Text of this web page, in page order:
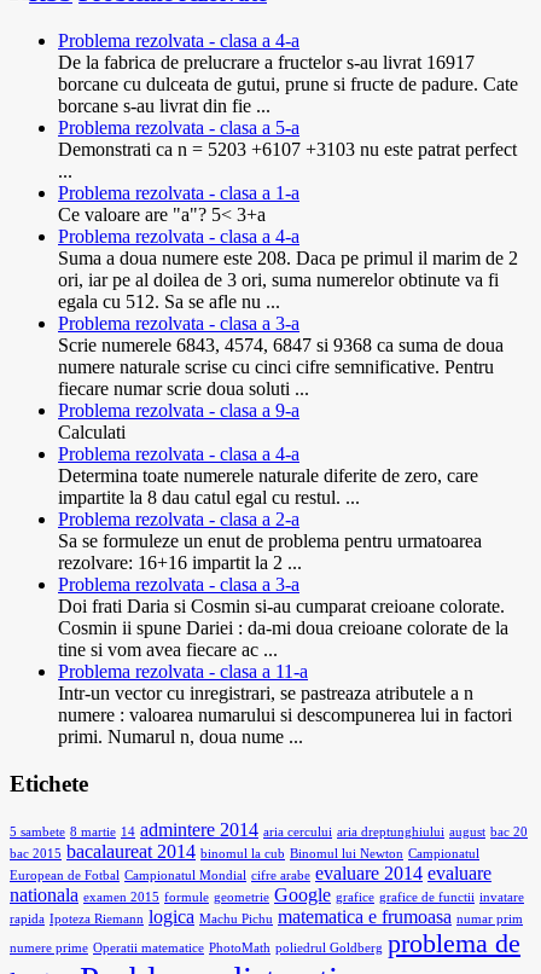
Problema rezolvata - clasa a 4-a
De la fabrica de prelucrare a fructelor s-au livrat 16917
borcane cu dulceata de gutui, prune si fructe de padure. Cate
borcane s-au livrat din fie ...
Problema rezolvata - clasa a 5-a
Demonstrati ca n = 5203 +6107 +3103 nu este patrat perfect
...
Problema rezolvata - clasa a 1-a
Ce valoare are "a"? 5< 3+a
Problema rezolvata - clasa a 4-a
Suma a doua numere este 208. Daca pe primul il marim de 2
ori, iar pe al doilea de 3 ori, suma numerelor obtinute va fi
egala cu 512. Sa se afle nu ...
Problema rezolvata - clasa a 3-a
Scrie numerele 6843, 4574, 6847 si 9368 ca suma de doua
numere naturale scrise cu cinci cifre semnificative. Pentru
fiecare numar scrie doua soluti ...
Problema rezolvata - clasa a 9-a
Calculati
Problema rezolvata - clasa a 4-a
Determina toate numerele naturale diferite de zero, care
impartite la 8 dau catul egal cu restul. ...
Problema rezolvata - clasa a 2-a
Sa se formuleze un enut de problema pentru urmatoarea
rezolvare: 16+16 impartit la 2 ...
Problema rezolvata - clasa a 3-a
Doi frati Daria si Cosmin si-au cumparat creioane colorate.
Cosmin ii spune Dariei : da-mi doua creioane colorate de la
tine si vom avea fiecare ac ...
Problema rezolvata - clasa a 11-a
Intr-un vector cu inregistrari, se pastreaza atributele a n
numere : valoarea numarului si descompunerea lui in factori
primi. Numarul n, doua nume ...
Etichete
5 sambete 8 martie 14 admintere 2014 aria cercului aria dreptunghiului august bac 20
bac 2015 bacalaureat 2014 binomul la cub Binomul lui Newton Campionatul
European de Fotbal Campionatul Mondial cifre arabe evaluare 2014 evaluare
nationala examen 2015 formule geometrie Google grafice grafice de functii invatare
rapida Ipoteza Riemann logica Machu Pichu matematica e frumoasa numar prim
numere prime Operatii matematice PhotoMath poliedrul Goldberg problema de